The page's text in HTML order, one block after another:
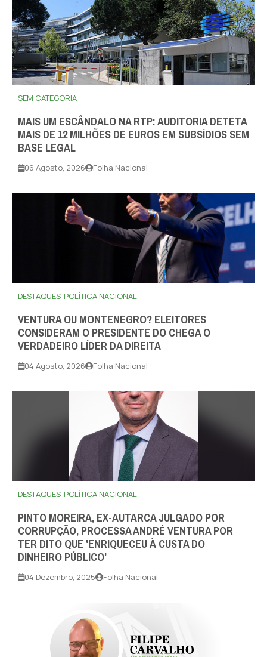
SEM CATEGORIA
MAIS UM ESCÂNDALO NA RTP: AUDITORIA DETETA
MAIS DE 12 MILHÕES DE EUROS EM SUBSÍDIOS SEM
BASE LEGAL
06 Agosto, 2026 Folha Nacional
DESTAQUES POLÍTICA NACIONAL
VENTURA OU MONTENEGRO? ELEITORES
CONSIDERAM O PRESIDENTE DO CHEGA O
VERDADEIRO LÍDER DA DIREITA
04 Agosto, 2026 Folha Nacional
DESTAQUES POLÍTICA NACIONAL
PINTO MOREIRA, EX-AUTARCA JULGADO POR
CORRUPÇÃO, PROCESSA ANDRÉ VENTURA POR
TER DITO QUE 'ENRIQUECEU À CUSTA DO
DINHEIRO PÚBLICO'
04 Dezembro, 2025 Folha Nacional